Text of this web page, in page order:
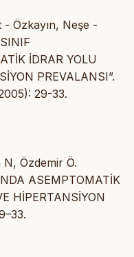
Özkayın, Neşe -
İDRAR YOLU
PREVALANSI”.
29-33.
Özdemir Ö.
ASEMPTOMATİK
HİPERTANSİYON